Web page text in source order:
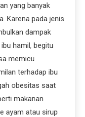
yang banyak
Karena pada jenis
dampak
hamil, begitu
memicu
terhadap ibu
obesitas saat
makanan
ayam atau sirup